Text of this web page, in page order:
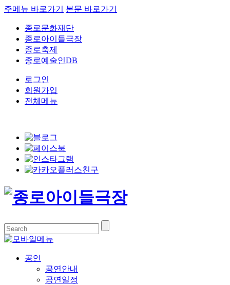
주메뉴 바로가기 본문 바로가기
종로문화재단
종로아이들극장
종로축제
종로예술인DB
로그인
회원가입
전체메뉴
공연
공연안내
공연일정